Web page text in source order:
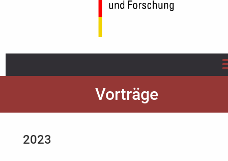
Über uns
Projekte
Vorträge
2023